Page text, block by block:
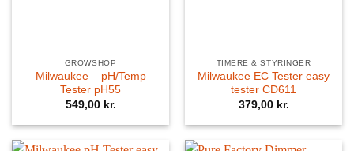
GROWSHOP
Milwaukee – pH/Temp
Tester pH55
549,00 kr.
TIMERE & STYRINGER
Milwaukee EC Tester easy
tester CD611
379,00 kr.